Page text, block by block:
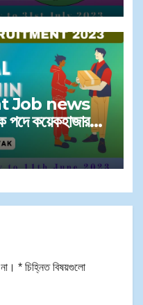
Job news
কয়েকহাজার
* চিহ্নিত বিষয়গুলো